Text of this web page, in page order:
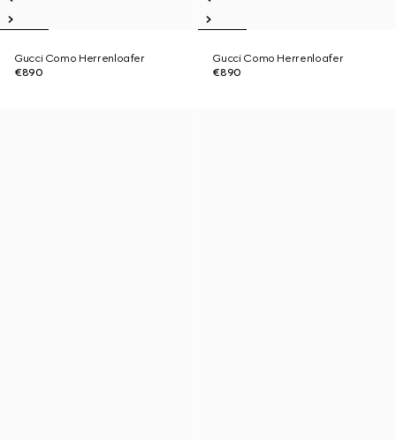
Gucci Como Herrenloafer
€890
Gucci Como Herrenloafer
€890